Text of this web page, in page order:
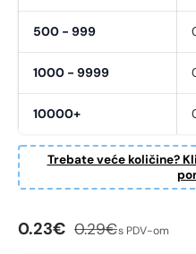
500 - 999
1000 - 9999
10000+
Trebate veće količine?
Cijena na sniženju
0.23€ Redovna cijena
0.29€s PDV-om